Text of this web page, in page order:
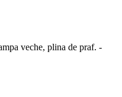
veche, plina de praf. -